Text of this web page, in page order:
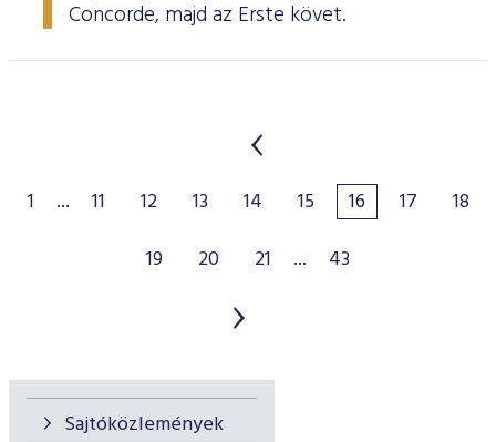
Sajtóközlemények
Concorde, majd az Erste követ.
1 ... 11 12 13 14 15 16 17
18
19
20 21 ... 43